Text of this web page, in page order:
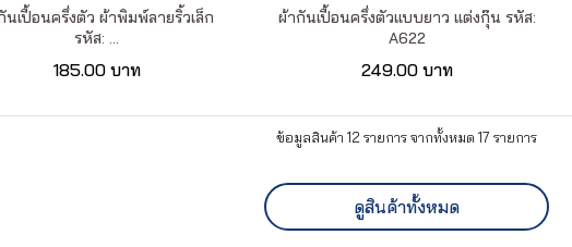
นเปื้อนครึ่งตัว ผ้าพิมพ์ลายริ้วเล็ก
รหัส: ...
185.00 บาท
ผ้ากันเปื้อนครึ่งตัวแบบยาว แต่งกุ๊น รหัส:
A622
249.00 บาท
ข้อมูลสินค้า 12 รายการ จากทั้งหมด 17 รายการ
ดูสินค้าทั้งหมด